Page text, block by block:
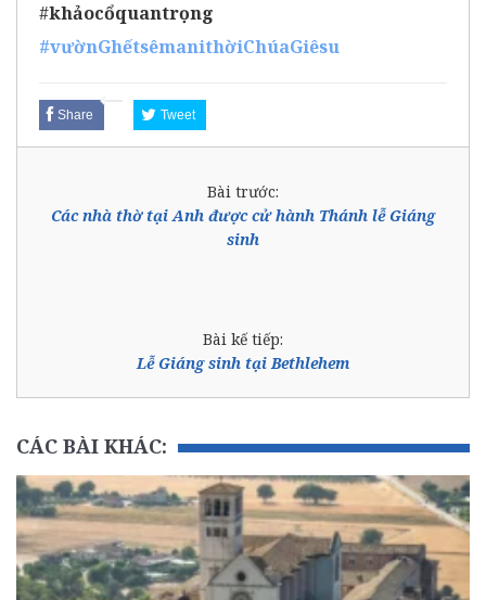
#khảocổquantrọng
#vườnGhếtsêmanithờiChúaGiêsu
Share Tweet
Bài trước:
Các nhà thờ tại Anh được cử hành Thánh lễ Giáng
sinh
Bài kế tiếp:
Lễ Giáng sinh tại Bethlehem
CÁC BÀI KHÁC: